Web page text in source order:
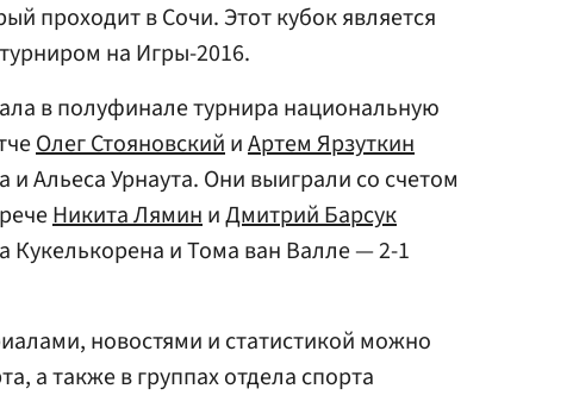
проходит в Сочи. Этот кубок является
на Игры-2016.
в полуфинале турнира национальную
Олег СтояновскийиАртем Ярзуткин
и Альеса Урнаута. Они выиграли со счетом
Никита ЛяминиДмитрий Барсук
Кукелькорена и Тома ван Валле — 2-1
новостями и статистикой можно
а также в группах отдела спорта